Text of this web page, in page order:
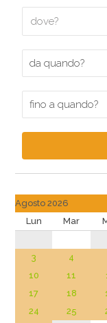
Agosto 2026
Lun
Mar
3
4
10
11
17
18
24
25